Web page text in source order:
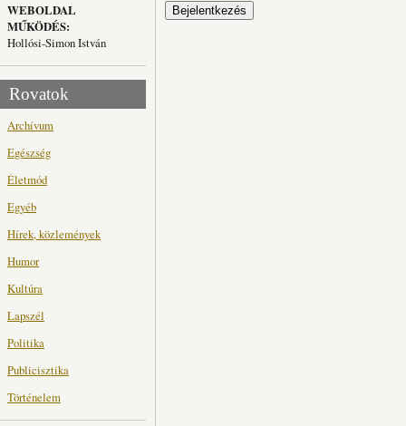
WEBOLDAL
MŰKÖDÉS:
Hollósi-Simon István
Rovatok
Archívum
Egészség
Életmód
Egyéb
Hírek, közlemények
Humor
Kultúra
Lapszél
Politika
Publicisztika
Történelem